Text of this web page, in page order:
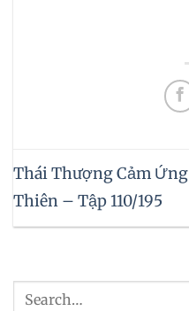
Thái Thượng Cảm Ứng
Thiên – Tập 110/195